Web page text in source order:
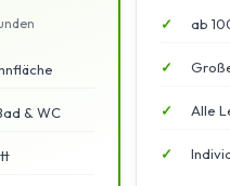
& WC
ab
Alle